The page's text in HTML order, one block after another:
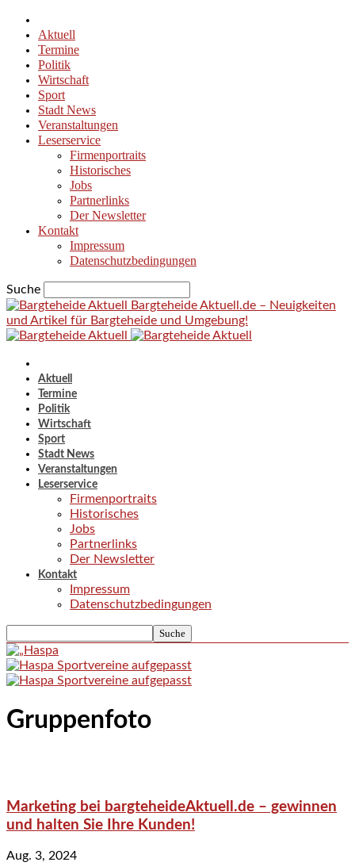
Aktuell
Termine
Politik
Wirtschaft
Sport
Stadt News
Veranstaltungen
Leserservice
Firmenportraits
Historisches
Jobs
Partnerlinks
Der Newsletter
Kontakt
Impressum
Datenschutzbedingungen
Suche
Bargteheide Aktuell.de – Neuigkeiten
und Artikel für Bargteheide und Umgebung!
Aktuell
Termine
Politik
Wirtschaft
Sport
Stadt News
Veranstaltungen
Leserservice
Firmenportraits
Historisches
Jobs
Partnerlinks
Der Newsletter
Kontakt
Impressum
Datenschutzbedingungen
Gruppenfoto
Marketing bei bargteheideAktuell.de – gewinnen
und halten Sie Ihre Kunden!
Aug. 3, 2024